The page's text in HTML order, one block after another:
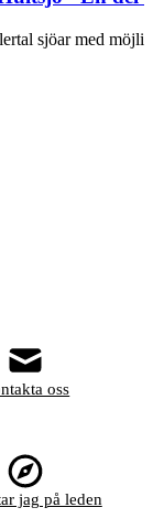
sjöar med
oss
jag på leden